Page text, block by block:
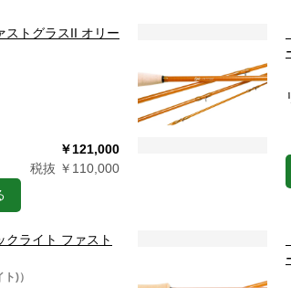
ストグラスII オリー
￥121,000
税抜 ￥110,000
クライト ファスト
)）